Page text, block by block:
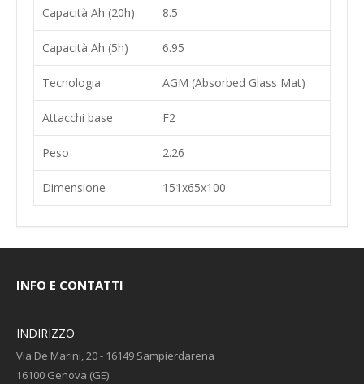
Capacità Ah (20h) 8.5
Capacità Ah (5h) 6.95
Tecnologia AGM (Absorbed Glass Mat)
Attacchi base F2
Peso 2.26
Dimensione 151x65x100
INFO E CONTATTI
INDIRIZZO
Via De Marini, 20 - 16149 Sampierdarena
16100 Genova (GE)